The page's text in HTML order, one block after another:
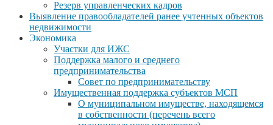
Резерв управленческих кадров
Выявление правообладателей ранее учтенных объектов
недвижимости
Экономика
Участки для ИЖС
Поддержка малого и среднего
предпринимательства
Совет по предпринимательству
Имущественная поддержка субъектов МСП
О муниципальном имуществе, находящемся
в собственности (перечень всего